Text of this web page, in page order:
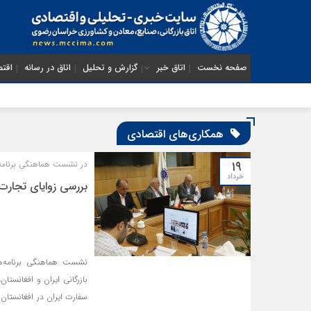
صفحه نخست اتاق خبر گزارش و تحلیل اتاق در رسانه
همکاری‌های اقتصادی
۱۹
خرداد
در نشست هماهنگی
بررسی زوایای
نشست هماهنگی
بازرگانی ایران و
سفارت ایران در